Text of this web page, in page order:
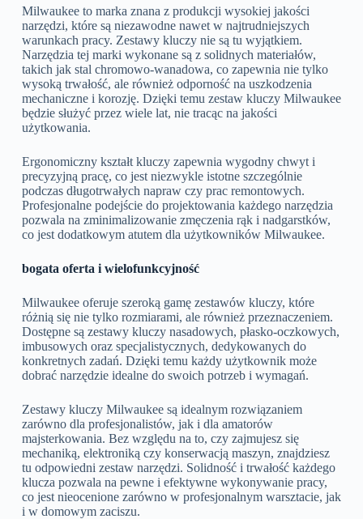
Milwaukee to marka znana z produkcji wysokiej jakości
narzędzi, które są niezawodne nawet w najtrudniejszych
warunkach pracy. Zestawy kluczy nie są tu wyjątkiem.
Narzędzia tej marki wykonane są z solidnych materiałów,
takich jak stal chromowo-wanadowa, co zapewnia nie tylko
wysoką trwałość, ale również odporność na uszkodzenia
mechaniczne i korozję. Dzięki temu zestaw kluczy Milwaukee
będzie służyć przez wiele lat, nie tracąc na jakości
użytkowania.
Ergonomiczny kształt kluczy zapewnia wygodny chwyt i
precyzyjną pracę, co jest niezwykle istotne szczególnie
podczas długotrwałych napraw czy prac remontowych.
Profesjonalne podejście do projektowania każdego narzędzia
pozwala na zminimalizowanie zmęczenia rąk i nadgarstków,
co jest dodatkowym atutem dla użytkowników Milwaukee.
bogata oferta i wielofunkcyjność
Milwaukee oferuje szeroką gamę zestawów kluczy, które
różnią się nie tylko rozmiarami, ale również przeznaczeniem.
Dostępne są zestawy kluczy nasadowych, płasko-oczkowych,
imbusowych oraz specjalistycznych, dedykowanych do
konkretnych zadań. Dzięki temu każdy użytkownik może
dobrać narzędzie idealne do swoich potrzeb i wymagań.
Zestawy kluczy Milwaukee są idealnym rozwiązaniem
zarówno dla profesjonalistów, jak i dla amatorów
majsterkowania. Bez względu na to, czy zajmujesz się
mechaniką, elektroniką czy konserwacją maszyn, znajdziesz
tu odpowiedni zestaw narzędzi. Solidność i trwałość każdego
klucza pozwala na pewne i efektywne wykonywanie pracy,
co jest nieocenione zarówno w profesjonalnym warsztacie, jak
i w domowym zaciszu.